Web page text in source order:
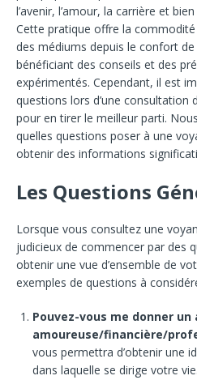
l’avenir, l’amour, la carrière et
Cette pratique offre la
des médiums depuis le confort
bénéficiant des conseils et des
expérimentés. Cependant, il est
questions lors d’une consultation
pour en tirer le meilleur parti.
quelles questions poser à une
obtenir des informations
Les Questions
Lorsque vous consultez une
judicieux de commencer par des
obtenir une vue d’ensemble de
exemples de questions à
Pouvez-vous me donner un
amoureuse/financière/
vous permettra d’obtenir une
dans laquelle se dirige votre vie.